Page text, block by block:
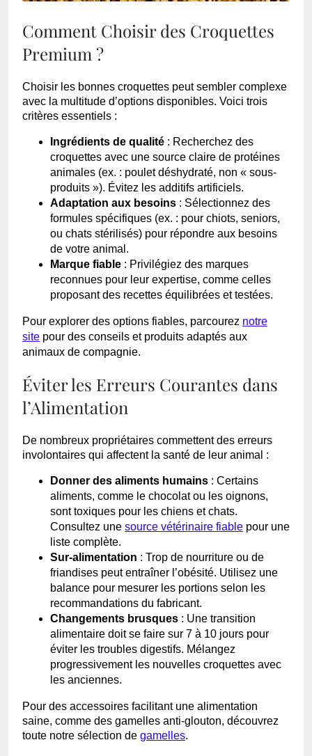
Comment Choisir des Croquettes
Premium ?
Choisir les bonnes croquettes peut sembler complexe
avec la multitude d’options disponibles. Voici trois
critères essentiels :
Ingrédients de qualité : Recherchez des
croquettes avec une source claire de protéines
animales (ex. : poulet déshydraté, non « sous-
produits »). Évitez les additifs artificiels.
Adaptation aux besoins : Sélectionnez des
formules spécifiques (ex. : pour chiots, seniors,
ou chats stérilisés) pour répondre aux besoins
de votre animal.
Marque fiable : Privilégiez des marques
reconnues pour leur expertise, comme celles
proposant des recettes équilibrées et testées.
Pour explorer des options fiables, parcourez notre
site pour des conseils et produits adaptés aux
animaux de compagnie.
Éviter les Erreurs Courantes dans
l’Alimentation
De nombreux propriétaires commettent des erreurs
involontaires qui affectent la santé de leur animal :
Donner des aliments humains : Certains
aliments, comme le chocolat ou les oignons,
sont toxiques pour les chiens et chats.
Consultez une source vétérinaire fiable pour une
liste complète.
Sur-alimentation : Trop de nourriture ou de
friandises peut entraîner l’obésité. Utilisez une
balance pour mesurer les portions selon les
recommandations du fabricant.
Changements brusques : Une transition
alimentaire doit se faire sur 7 à 10 jours pour
éviter les troubles digestifs. Mélangez
progressivement les nouvelles croquettes avec
les anciennes.
Pour des accessoires facilitant une alimentation
saine, comme des gamelles anti-glouton, découvrez
toute notre sélection de gamelles.